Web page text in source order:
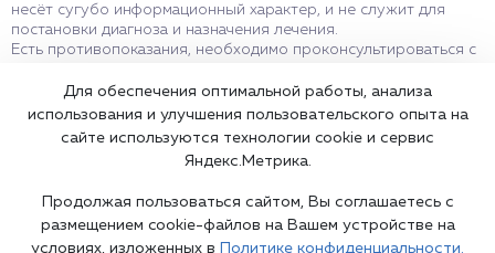
несёт сугубо информационный характер, и не служит для
постановки диагноза и назначения лечения.
Есть противопоказания, необходимо проконсультироваться с
мессенджерам и в соцсетях носят исключительно
информационный характер и не являются медицинскими
услугами.
Оставаясь на сайте вы соглашаетесь на использование cookies.
Для обеспечения оптимальной работы, анализа
использования и улучшения пользовательского опыта на
сайте используются технологии cookie и сервис
Яндекс.Метрика.
Продолжая пользоваться сайтом, Вы соглашаетесь с
размещением cookie-файлов на Вашем устройстве на
условиях, изложенных в
Политике конфиденциальности.